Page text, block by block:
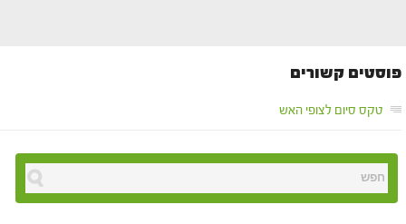
פוסטים קשורים
טקס סיום לצופי האש